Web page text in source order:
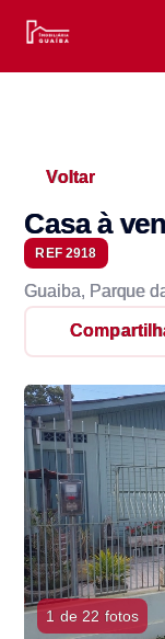
Voltar
Casa à
REF 2918
Guaiba, Parque
1 de 22 fotos